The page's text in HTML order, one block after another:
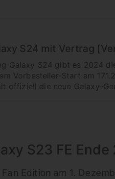
S24 mit Vertrag
Galaxy S24 gibt es 2024
Vorbesteller-Start am
offiziell die neue Galaxy-
S23 FE Ende
Edition am 1.